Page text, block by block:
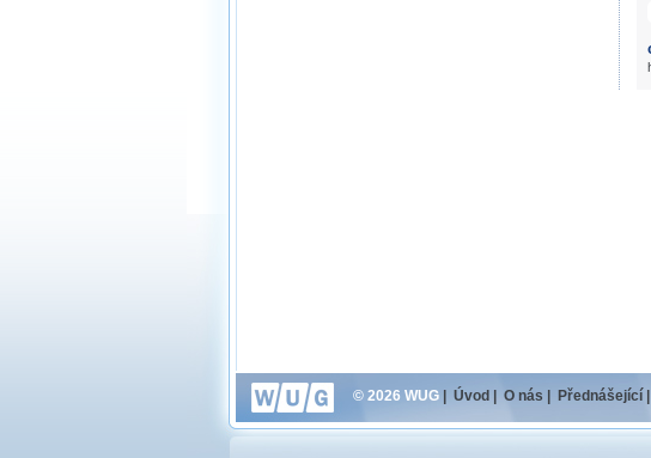
© 2026 WUG Úvod O nás Přednášející